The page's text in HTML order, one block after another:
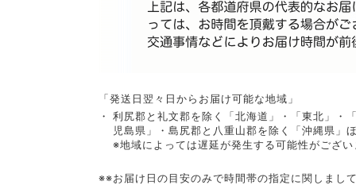
「発送日翌々日からお届け可能な地域」
・
利尻郡と礼文郡を除く「北海道」・「東北」・
児島県」・島尻郡と八重山郡を除く「沖縄県」
※地域によっては遅延が発生する可能性がござい
※※お届け日の目安のみで時間帯の指定に関しまし